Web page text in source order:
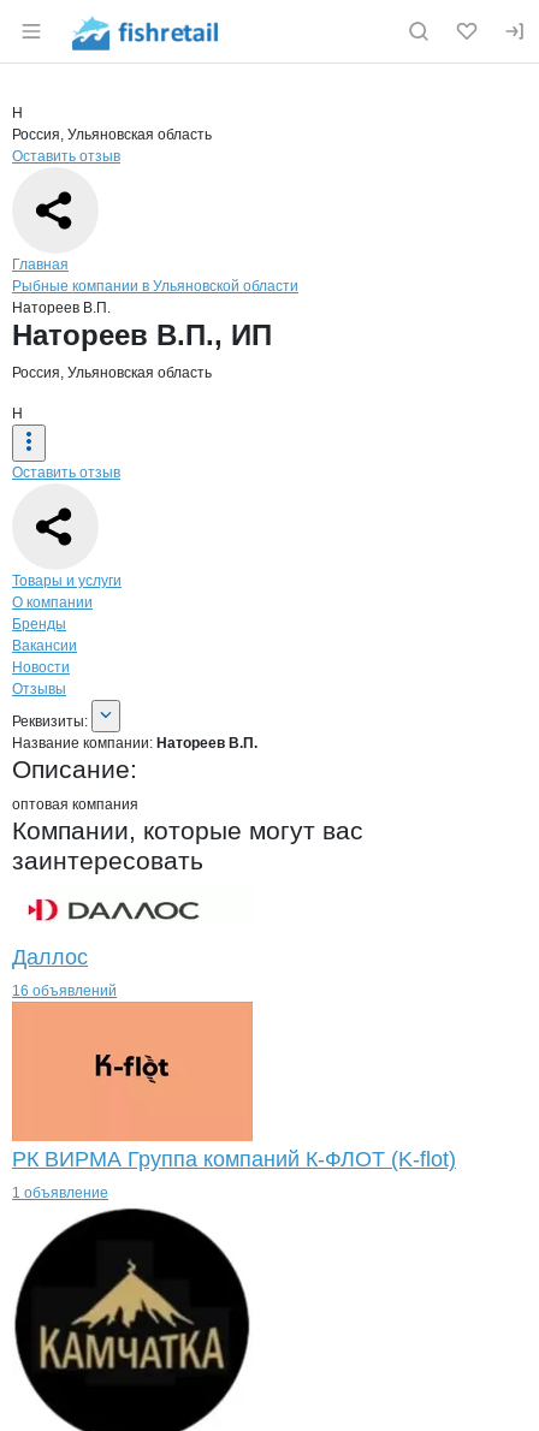
Раздел навигации по сайту fishretail.ru
Страница компании
Страница компании
Краткая информация о компании
Н
Россия, Ульяновская область
Оставить отзыв
Навигация по сайту
Главная
Рыбные компании в Ульяновской области
Натореев В.П.
Основная информация о компании
Натореев В.П., ИП
Россия, Ульяновская область
Н
Оставить отзыв
Навигация по странице
Товары и услуги
О компании
Бренды
Вакансии
Новости
Отзывы
О компании
Реквизиты
Реквизиты:
Название компании: Натореев В.П.
Описание:
оптовая компания
Компании, которые могут вас
заинтересовать
Даллос
16 объявлений
РК ВИРМА Группа компаний К-ФЛОТ (K-flot)
1 объявление